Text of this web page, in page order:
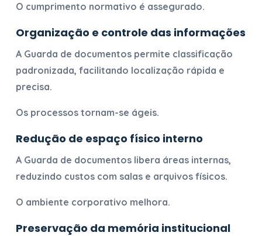
O cumprimento normativo é assegurado.
Organização e controle das informações
A Guarda de documentospermite classificação
padronizada, facilitando localização rápida e
precisa.
Os processos tornam-se ágeis.
Redução de espaço físico interno
A Guarda de documentoslibera áreas internas,
reduzindo custos com salas e arquivos físicos.
O ambiente corporativo melhora.
Preservação da memória institucional